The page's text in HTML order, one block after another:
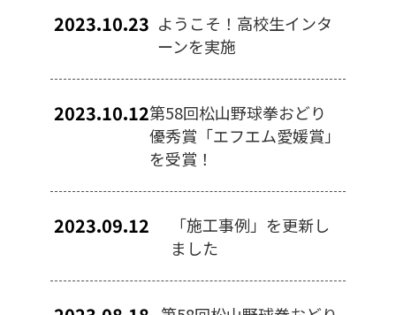
2023.10.23 ようこそ！高校生インタ
ーンを実施
2023.10.12第58回松山野球拳おどり
優秀賞「エフエム愛媛賞」
を受賞！
2023.09.12
「施工事例」を更新し
ました